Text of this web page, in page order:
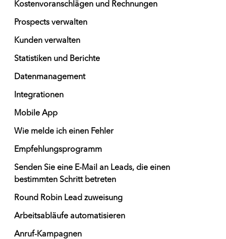
Kostenvoranschlägen und Rechnungen
Prospects verwalten
Kunden verwalten
Statistiken und Berichte
Datenmanagement
Integrationen
Mobile App
Wie melde ich einen Fehler
Empfehlungsprogramm
Senden Sie eine E-Mail an Leads, die einen
bestimmten Schritt betreten
Round Robin Lead zuweisung
Arbeitsabläufe automatisieren
Anruf-Kampagnen